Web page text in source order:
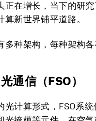
正在增长，当下的研
新世界铺平道路。
多种架构，每种架构各
通信（FSO）
光计算形式，FSO系统